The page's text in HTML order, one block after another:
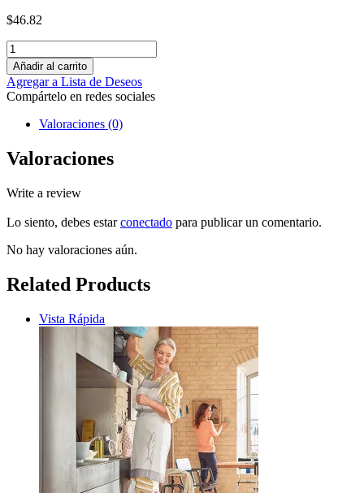
$46.82
Añadir al carrito
Agregar a Lista de Deseos
Compártelo en redes sociales
Valoraciones (0)
Valoraciones
Write a review
Lo siento, debes estarconectado para publicar un comentario.
No hay valoraciones aún.
Related Products
Vista Rápida